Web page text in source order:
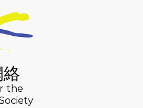
隊恆常練習 - 7月23日
始）
隊恆常練習 - 7月16日
118公里分享暨香港傷健共
年晚宴】
the